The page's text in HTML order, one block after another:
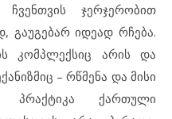
ჯერჯერობით
გაუგებარ იდეად რჩება.
კომპლექსიც არის და
– რწმენა და მისი
პრაქტიკა ქართული